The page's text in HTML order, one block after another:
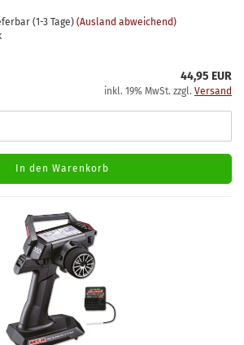
(1-3 Tage) (Ausland abweichend)
44,95 EUR
inkl. 19% MwSt. zzgl. Versand
In den Warenkorb